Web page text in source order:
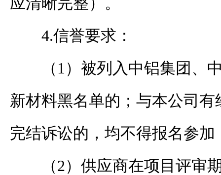
4.信誉要求：
（1）被列入中铝集团、
新材料黑名单的；与本公司
完结诉讼的，均不得报名参加
（2）供应商在项目评审